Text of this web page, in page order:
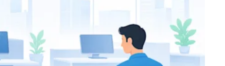
ゼロトラストセキュア
ワークスペース
Shield（詐欺対策）
共部門
ャとデザイン
界を見る
Nederlands
Português